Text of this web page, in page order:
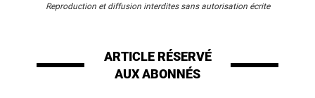
Reproduction et diffusion interdites sans autorisation écrite
ARTICLE RÉSERVÉ
AUX ABONNÉS